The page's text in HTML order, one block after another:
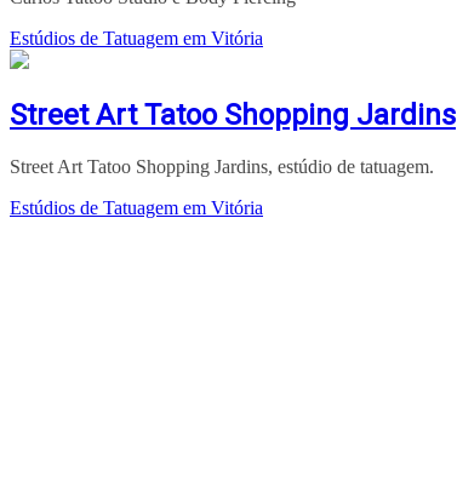
Estúdios de Tatuagem em Vitória
Street Art Tatoo Shopping Jardins
Street Art Tatoo Shopping Jardins, estúdio de tatuagem.
Estúdios de Tatuagem em Vitória